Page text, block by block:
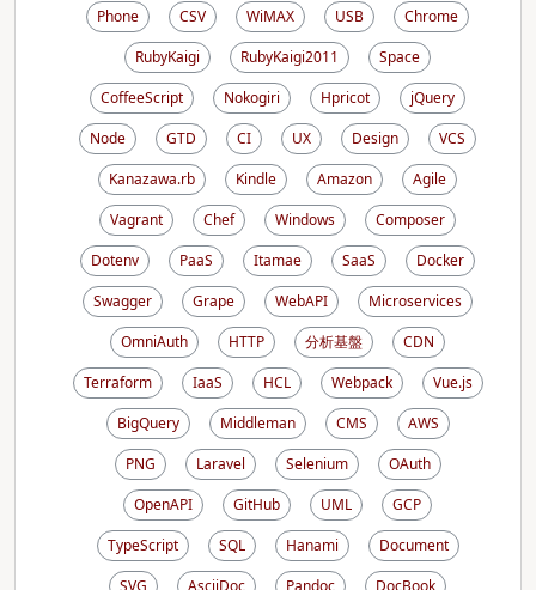
Phone
CSV WiMAX USB
Chrome
RubyKaigi
RubyKaigi2011
Space
CoffeeScript
Nokogiri Hpricot
jQuery
Node
GTD CI UX Design
VCS
Kanazawa.rb
Kindle Amazon
Agile
Vagrant
Chef Windows
Composer
Dotenv
PaaS Itamae SaaS
Docker
Swagger
Grape WebAPI
Microservices
OmniAuth
HTTP 分析基盤
CDN
Terraform
IaaS HCL Webpack
Vue.js
BigQuery
Middleman CMS
AWS
PNG
Laravel Selenium
OAuth
OpenAPI
GitHub UML
GCP
TypeScript
SQL Hanami
Document
SVG
AsciiDoc Pandoc DocBook